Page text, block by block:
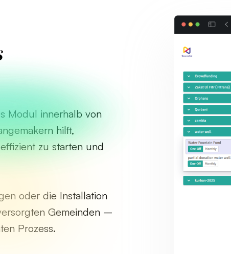
Modul innerhalb von
hilft,
zu starten und
oder die Installation
Gemeinden –
Prozess.